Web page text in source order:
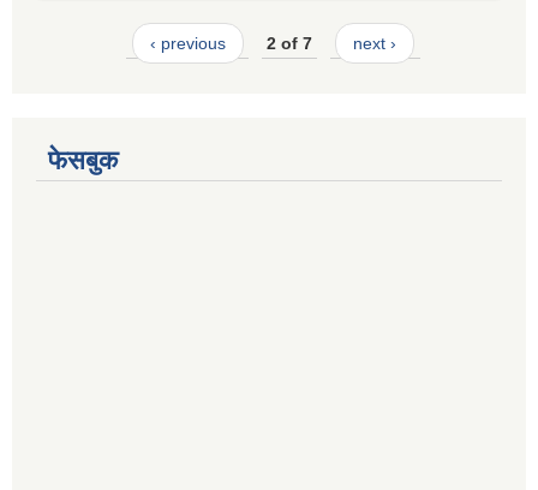
‹ previous 2 of 7 next ›
फेसबुक